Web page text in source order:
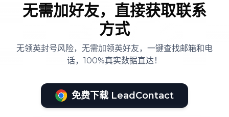
无需加好友，直接获取联系
方式
无领英封号风险，无需加领英好友，一键查找邮箱和电
话，100%真实数据直达！
免费下载 LeadContact